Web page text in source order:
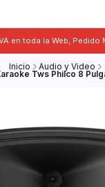
en toda la Web,
Inicio Audio y Video
Tws Philco 8